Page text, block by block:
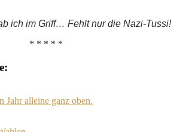
ich im Griff… Fehlt nur die Nazi-Tussi!
* * * * *
Jahr alleine ganz oben.